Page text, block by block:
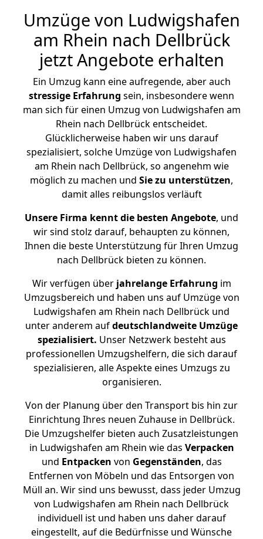
Umzüge von Ludwigshafen
am Rhein nach Dellbrück
jetzt Angebote erhalten
Ein Umzug kann eine aufregende, aber auch
stressige Erfahrung sein, insbesondere wenn
man sich für einen Umzug von Ludwigshafen am
Rhein nach Dellbrück entscheidet.
Glücklicherweise haben wir uns darauf
spezialisiert, solche Umzüge von Ludwigshafen
am Rhein nach Dellbrück, so angenehm wie
möglich zu machen und Sie zu unterstützen,
damit alles reibungslos verläuft
Unsere Firma kennt die besten Angebote, und
wir sind stolz darauf, behaupten zu können,
Ihnen die beste Unterstützung für Ihren Umzug
nach Dellbrück bieten zu können.
Wir verfügen überjahrelange Erfahrung im
Umzugsbereich und haben uns auf Umzüge von
Ludwigshafen am Rhein nach Dellbrück und
unter anderem aufdeutschlandweite Umzüge
spezialisiert. Unser Netzwerk besteht aus
professionellen Umzugshelfern, die sich darauf
spezialisieren, alle Aspekte eines Umzugs zu
organisieren.
Von der Planung über den Transport bis hin zur
Einrichtung Ihres neuen Zuhause in Dellbrück.
Die Umzugshelfer bieten auch Zusatzleistungen
in Ludwigshafen am Rhein wie das Verpacken
und Entpacken von Gegenständen, das
Entfernen von Möbeln und das Entsorgen von
Müll an. Wir sind uns bewusst, dass jeder Umzug
von Ludwigshafen am Rhein nach Dellbrück
individuell ist und haben uns daher darauf
eingestellt, auf die Bedürfnisse und Wünsche